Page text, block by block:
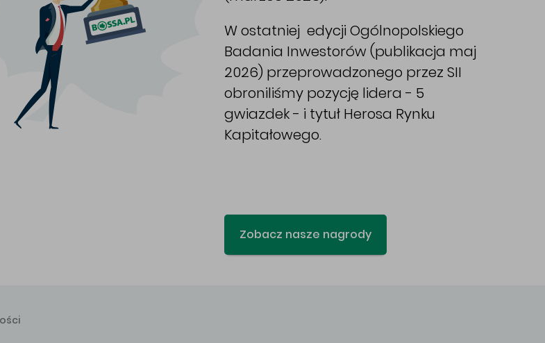
W ostatniej edycji Ogólnopolskiego
Badania Inwestorów (publikacja maj
2026) przeprowadzonego przez SII
obroniliśmy pozycję lidera - 5
gwiazdek - i tytuł Herosa Rynku
Kapitałowego.
Zobacz nasze nagrody